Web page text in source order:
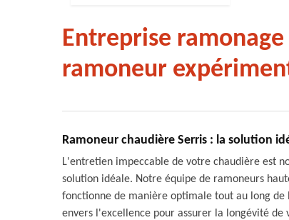
Entreprise
ramoneur
Ramoneur chaudière Serris : la solution
L'entretien impeccable de votre chaudière est
solution idéale. Notre équipe de ramoneurs
fonctionne de manière optimale tout au long
envers l'excellence pour assurer la longévité